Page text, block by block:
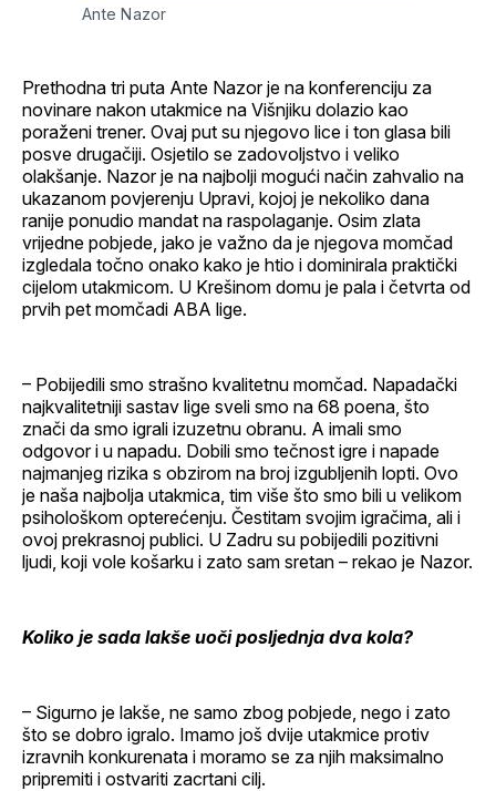
Ante Nazor
Prethodna tri puta Ante Nazor je na konferenciju za
novinare nakon utakmice na Višnjiku dolazio kao
poraženi trener. Ovaj put su njegovo lice i ton glasa bili
posve drugačiji. Osjetilo se zadovoljstvo i veliko
olakšanje. Nazor je na najbolji mogući način zahvalio na
ukazanom povjerenju Upravi, kojoj je nekoliko dana
ranije ponudio mandat na raspolaganje. Osim zlata
vrijedne pobjede, jako je važno da je njegova momčad
izgledala točno onako kako je htio i dominirala praktički
cijelom utakmicom. U Krešinom domu je pala i četvrta od
prvih pet momčadi ABA lige.
– Pobijedili smo strašno kvalitetnu momčad. Napadački
najkvalitetniji sastav lige sveli smo na 68 poena, što
znači da smo igrali izuzetnu obranu. A imali smo
odgovor i u napadu. Dobili smo tečnost igre i napade
najmanjeg rizika s obzirom na broj izgubljenih lopti. Ovo
je naša najbolja utakmica, tim više što smo bili u velikom
psihološkom opterećenju. Čestitam svojim igračima, ali i
ovoj prekrasnoj publici. U Zadru su pobijedili pozitivni
ljudi, koji vole košarku i zato sam sretan – rekao je Nazor.
Koliko je sada lakše uoči posljednja dva kola?
– Sigurno je lakše, ne samo zbog pobjede, nego i zato
što se dobro igralo. Imamo još dvije utakmice protiv
izravnih konkurenata i moramo se za njih maksimalno
pripremiti i ostvariti zacrtani cilj.